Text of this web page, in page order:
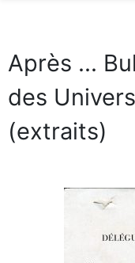
Après ...
des
(extraits)